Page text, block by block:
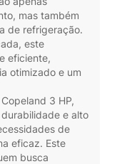
mas também
de refrigeração.
este
eficiente,
otimizado e um
3 HP,
e alto
de
eficaz. Este
busca